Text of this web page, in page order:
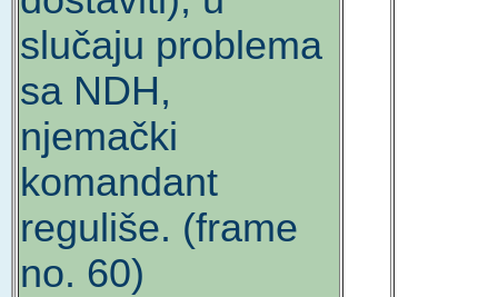
slučaju problema
sa NDH,
njemački
komandant
reguliše. (frame
no. 60)